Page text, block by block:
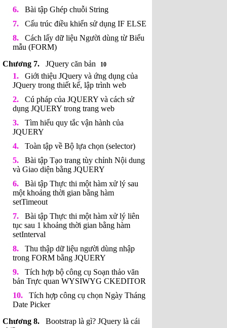
Bài tập Ghép chuỗi String
Cấu trúc điều khiển sử dụng IF ELSE
Cách lấy dữ liệu Người dùng từ Biểu
mẫu (FORM)
JQuery căn bản
10
Giới thiệu JQuery và ứng dụng của
JQuery trong thiết kế, lập trình web
Cú pháp của JQUERY và cách sử
dụng JQUERY trong trang web
Tìm hiểu quy tắc vận hành của
JQUERY
Toàn tập về Bộ lựa chọn (selector)
Bài tập Tạo trang tùy chỉnh Nội dung
và Giao diện bằng JQUERY
Bài tập Thực thi một hàm xử lý sau
một khoảng thời gian bằng hàm
setTimeout
Bài tập Thực thi một hàm xử lý liên
tục sau 1 khoảng thời gian bằng hàm
setInterval
Thu thập dữ liệu người dùng nhập
trong FORM bằng JQUERY
Tích hợp bộ công cụ Soạn thảo văn
bản Trực quan WYSIWYG CKEDITOR
Tích hợp công cụ chọn Ngày Tháng
Date Picker
Bootstrap là gì? JQuery là cái